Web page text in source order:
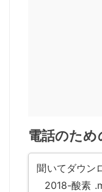
電話のため
聞いてダウン
2018-酸素